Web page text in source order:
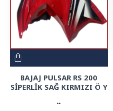
BAJAJ PULSAR RS 200
SİPERLİK SAĞ KIRMIZI Ö Y
..